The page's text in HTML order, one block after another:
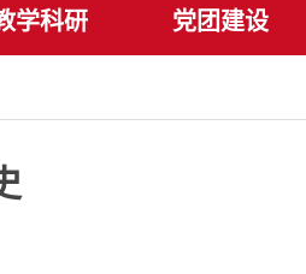
学科研 党团建设